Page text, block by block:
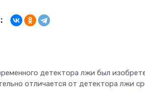
детектора лжи был
отличается от детектора лжи